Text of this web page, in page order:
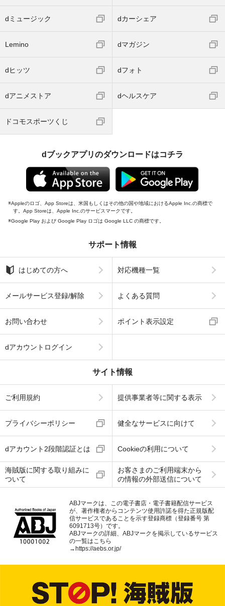
dミュージック dカーシェア
Lemino dマガジン
dヒッツ dフォト
dアニメストア dヘルスケア
ドコモスポーツくじ
dブックアプリのダウンロードはコチラ
Appleのロゴ、App Storeは、米国もしくはその他の国や地域におけるApple Inc.の商標で
す。App Storeは、Apple Inc.のサービスマークです。
Google Play および Google Play ロゴは Google LLC の商標です。
サポート情報
はじめての方へ 対応機種一覧
メールサービス登録/解除 よくある質問
お問い合わせ ポイント表示設定
dアカウントログイン
サイト情報
ご利用規約 提供事業者等に関する表示
プライバシーポリシー 健全なサービスに向けて
dアカウント2段階認証とは Cookieの利用について
海賊版に関する取り組みに
ついて
お客さまのご利用端末から
の情報の外部送信について
ABJマークは、この電子書店・電子書籍配信サービス
が、著作権者からコンテンツ使用許諾を得た正規版配
信サービスであることを示す登録商標（登録番号 第
6091713号）です。
ABJマークの詳細、ABJマークを掲示しているサービス
の一覧はこちら
→ https://aebs.or.jp/